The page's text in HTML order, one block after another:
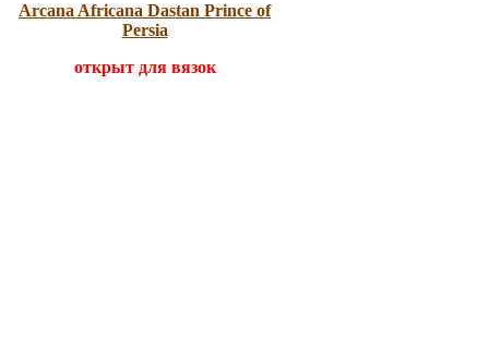
Arcana Africana Dastan Prince of
Persia
открыт для вязок